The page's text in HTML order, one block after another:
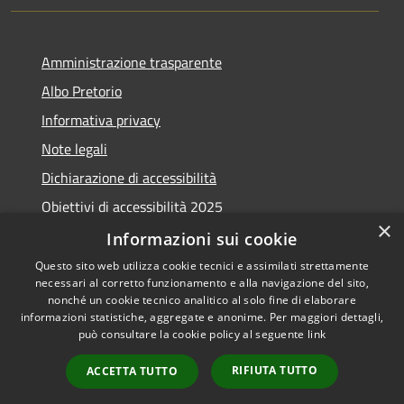
Amministrazione trasparente
Albo Pretorio
Informativa privacy
Note legali
Dichiarazione di accessibilità
Obiettivi di accessibilità 2025
Meccanismo di feedback
RSS
Accessibilità
Copyright © 2026 • Comune di
Municipium•
Accesso
redazione
×
Informazioni sui cookie
Questo sito web utilizza cookie tecnici e assimilati strettamente
necessari al corretto funzionamento e alla navigazione del sito,
nonché un cookie tecnico analitico al solo fine di elaborare
informazioni statistiche, aggregate e anonime. Per maggiori dettagli,
può consultare la cookie policy al seguente link
ACCETTA TUTTO RIFIUTA TUTTO